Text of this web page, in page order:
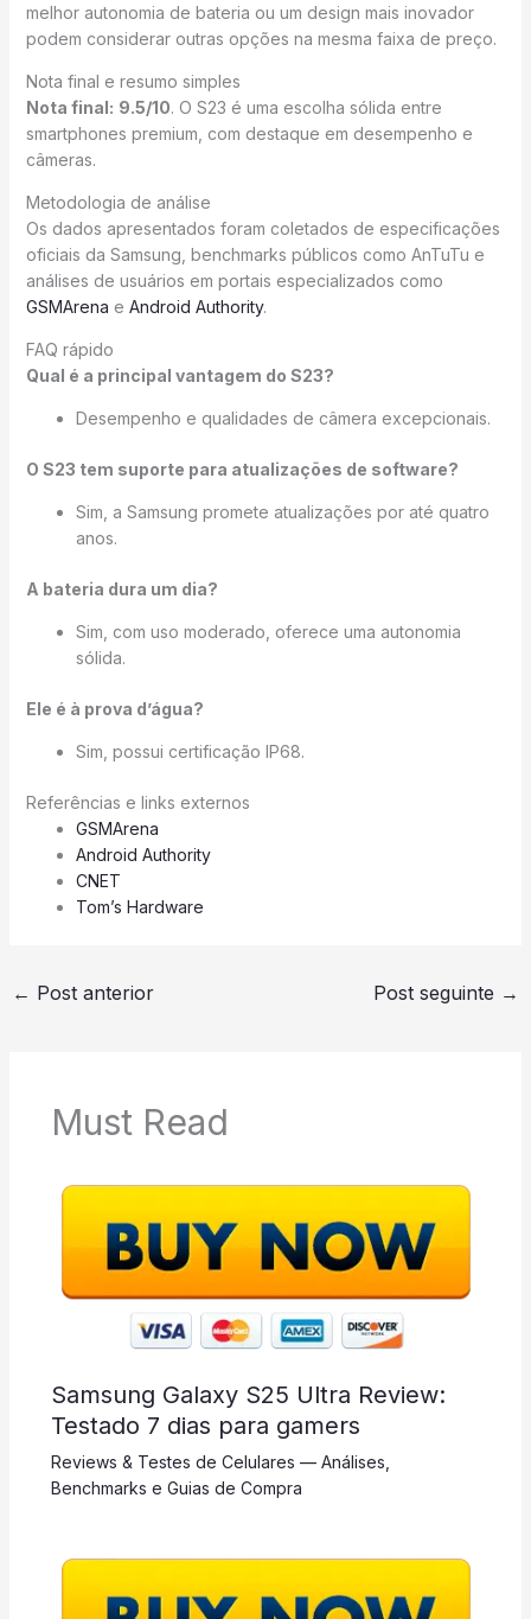
melhor autonomia de bateria ou um design mais inovador
podem considerar outras opções na mesma faixa de preço.
Nota final e resumo simples
Nota final: 9.5/10. O S23 é uma escolha sólida entre
smartphones premium, com destaque em desempenho e
câmeras.
Metodologia de análise
Os dados apresentados foram coletados de especificações
oficiais da Samsung, benchmarks públicos como AnTuTu e
análises de usuários em portais especializados como
GSMArena e Android Authority.
FAQ rápido
Qual é a principal vantagem do S23?
Desempenho e qualidades de câmera excepcionais.
O S23 tem suporte para atualizações de software?
Sim, a Samsung promete atualizações por até quatro
anos.
A bateria dura um dia?
Sim, com uso moderado, oferece uma autonomia
sólida.
Ele é à prova d’água?
Sim, possui certificação IP68.
Referências e links externos
GSMArena
Android Authority
CNET
Tom’s Hardware
← Post anterior Post seguinte →
Must Read
Samsung Galaxy S25 Ultra Review:
Testado 7 dias para gamers
Reviews & Testes de Celulares — Análises,
Benchmarks e Guias de Compra